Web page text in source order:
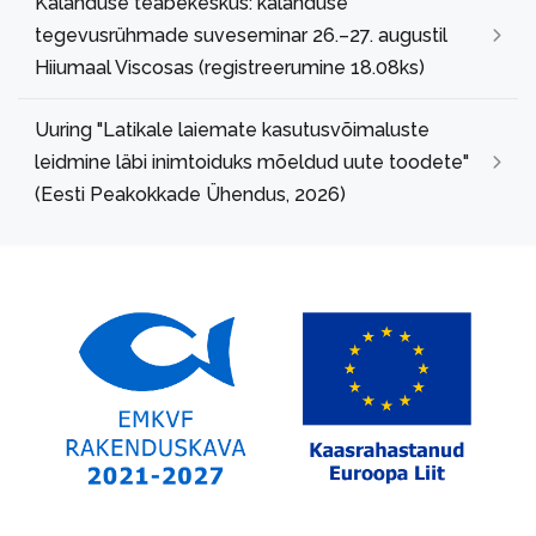
tegevusrühmade suveseminar 26.–27. augustil
Hiiumaal Viscosas (registreerumine 18.08ks)
Uuring "Latikale laiemate kasutusvõimaluste
leidmine läbi inimtoiduks mõeldud uute toodete"
(Eesti Peakokkade Ühendus, 2026)